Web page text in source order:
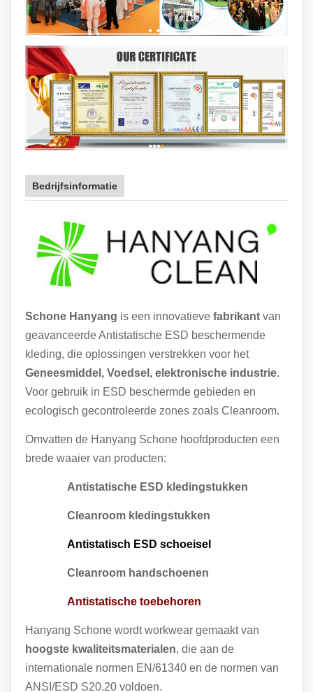
Bedrijfsinformatie
Schone Hanyang is een innovatieve fabrikant van
geavanceerde Antistatische ESD beschermende
kleding, die oplossingen verstrekken voor het
Geneesmiddel, Voedsel, elektronische industrie.
Voor gebruik in ESD beschermde gebieden en
ecologisch gecontroleerde zones zoals Cleanroom.
Omvatten de Hanyang Schone hoofdproducten een
brede waaier van producten:
Antistatische ESD kledingstukken
Cleanroom kledingstukken
Antistatisch ESD schoeisel
Cleanroom handschoenen
Antistatische toebehoren
Hanyang Schone wordt workwear gemaakt van
hoogste kwaliteitsmaterialen, die aan de
internationale normen EN/61340 en de normen van
ANSI/ESD S20.20 voldoen.